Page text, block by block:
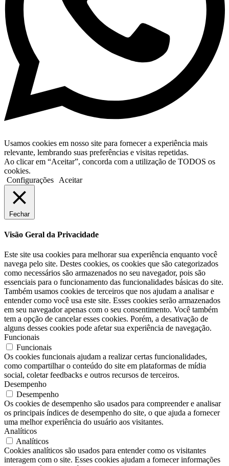
Usamos cookies em nosso site para fornecer a experiência mais
relevante, lembrando suas preferências e visitas repetidas.
Ao clicar em “Aceitar”, concorda com a utilização de TODOS os
cookies.
Configurações
Aceitar
Fechar
Visão Geral da Privacidade
Este site usa cookies para melhorar sua experiência enquanto você
navega pelo site. Destes cookies, os cookies que são categorizados
como necessários são armazenados no seu navegador, pois são
essenciais para o funcionamento das funcionalidades básicas do site.
Também usamos cookies de terceiros que nos ajudam a analisar e
entender como você usa este site. Esses cookies serão armazenados
em seu navegador apenas com o seu consentimento. Você também
tem a opção de cancelar esses cookies. Porém, a desativação de
alguns desses cookies pode afetar sua experiência de navegação.
Funcionais
Funcionais
Os cookies funcionais ajudam a realizar certas funcionalidades,
como compartilhar o conteúdo do site em plataformas de mídia
social, coletar feedbacks e outros recursos de terceiros.
Desempenho
Desempenho
Os cookies de desempenho são usados ​​para compreender e analisar
os principais índices de desempenho do site, o que ajuda a fornecer
uma melhor experiência do usuário aos visitantes.
Analíticos
Analíticos
Cookies analíticos são usados ​​para entender como os visitantes
interagem com o site. Esses cookies ajudam a fornecer informações